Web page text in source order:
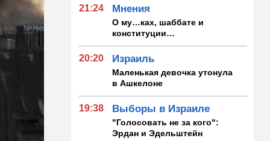
21:24 Мнения
О му…ках, шаббате и
конституции…
20:20 Израиль
Маленькая девочка утонула
в Ашкелоне
19:38 Выборы в Израиле
"Голосовать не за кого":
Эрдан и Эдельштейн